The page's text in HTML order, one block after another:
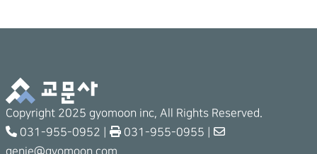
Copyright 2025 gyomoon inc, All Rights Reserved.
031-955-0952 |
031-955-0955 |